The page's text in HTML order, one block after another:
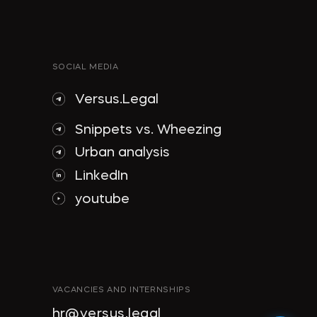
SOCIAL MEDIA
Versus.Legal
Snippets vs. Wheezing
Urban analysis
LinkedIn
youtube
VACANCIES AND INTERNSHIPS
hr@versus.legal